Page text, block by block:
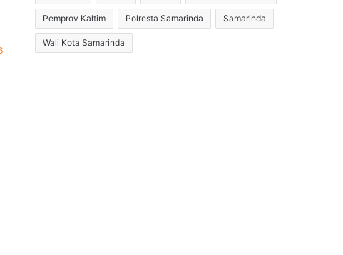
Pemprov Kaltim Polresta Samarinda Samarinda
Wali Kota Samarinda